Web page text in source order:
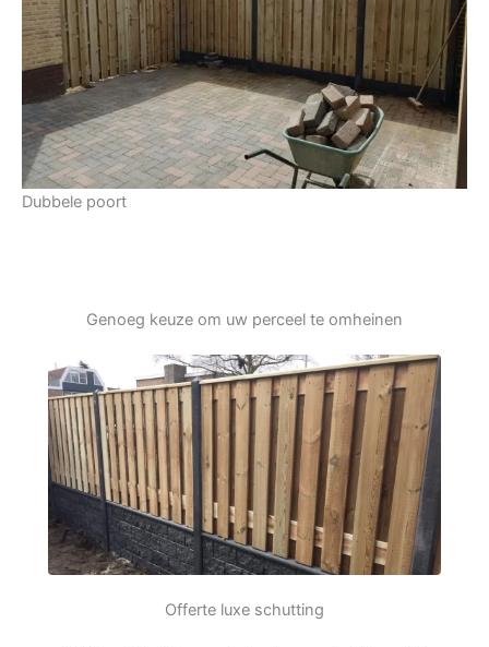
Dubbele poort
Genoeg keuze om uw perceel te omheinen
Offerte luxe schutting